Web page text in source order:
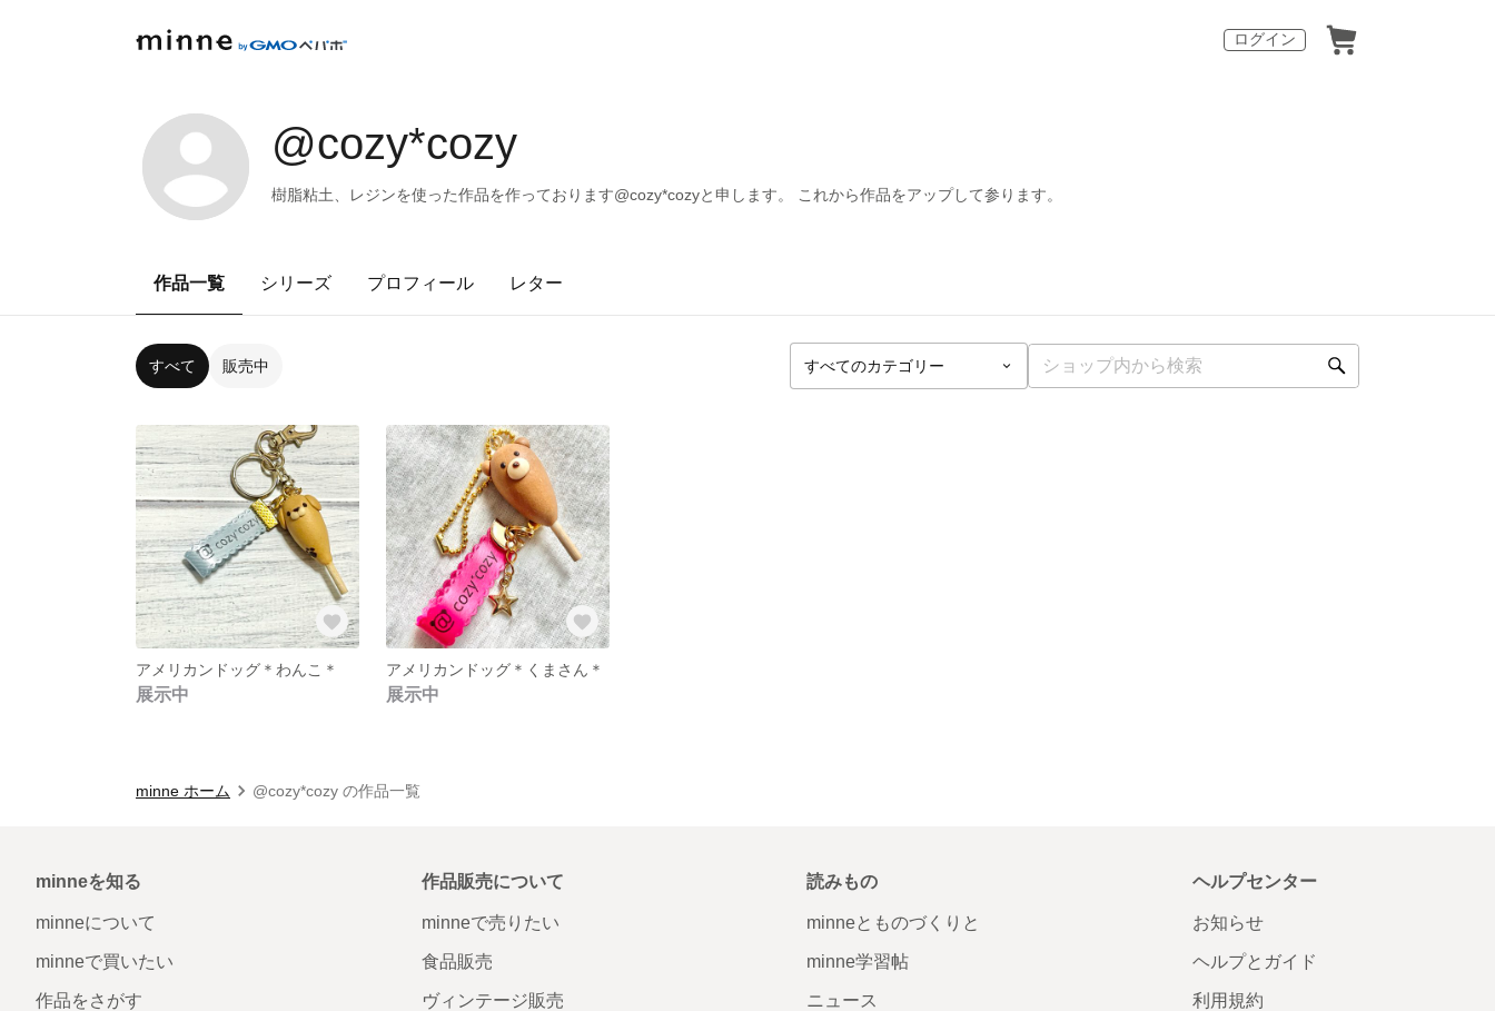
ログイン
@cozy*cozy
樹脂粘土、レジンを使った作品を作っております@cozy*cozyと申します。 これから作品をアップして参ります。
作品一覧 シリーズ プロフィール レター
すべて 販売中
アメリカンドッグ＊わんこ＊
展示中
アメリカンドッグ＊くまさん＊
展示中
minne ホーム @cozy*cozy の作品一覧
minneを知る
minneについて
minneで買いたい
作品をさがす
作品販売について
minneで売りたい
食品販売
ヴィンテージ販売
読みもの
minneとものづくりと
minne学習帖
ニュース
ヘルプセンター
お知らせ
ヘルプとガイド
利用規約